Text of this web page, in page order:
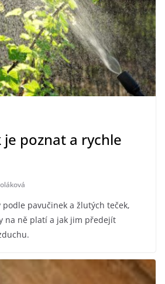
je poznat a rychle
podle pavučinek a žlutých teček,
na ně platí a jak jim předejít